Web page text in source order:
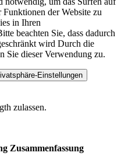
der Website zu
in Ihren
beachten Sie, dass dadurch
wird Durch die
Sie dieser Verwendung zu.
Einstellungen
zulassen.
Zusammenfassung